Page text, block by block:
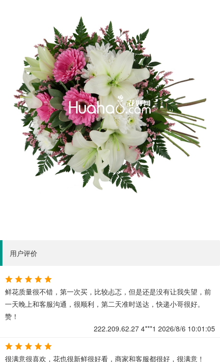
用户评价
鲜花质量很不错，第一次买，比较忐忑，但是还是没有让我失望，前
一天晚上和客服沟通，很顺利，第二天准时送达，快递小哥很好。
赞！
222.209.62.27 4***1 2026/8/6 10:01:05
很满意很喜欢，花也很新鲜很好看，商家和客服都很好，很满意！